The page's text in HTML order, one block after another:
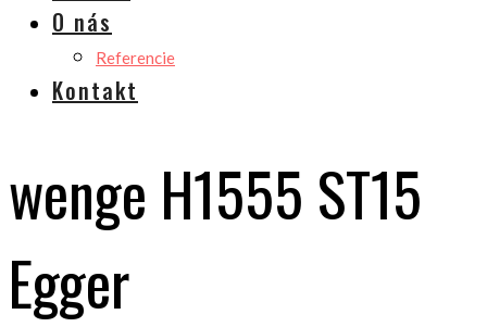
O nás
Referencie
Kontakt
wenge H1555 ST15
Egger